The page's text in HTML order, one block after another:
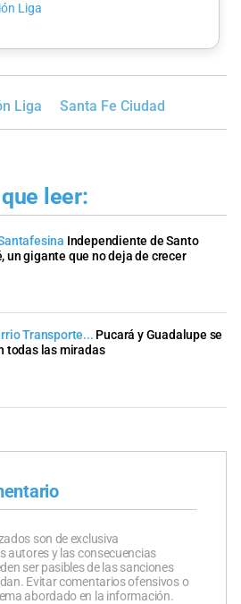
Liga
Liga Santa Fe Ciudad
leer:
Independiente de Santo
un gigante que no deja de crecer
Transporte... Pucará y Guadalupe se
todas las miradas
son de exclusiva
autores y las consecuencias
ser pasibles de las sanciones
Evitar comentarios ofensivos o
abordado en la información.